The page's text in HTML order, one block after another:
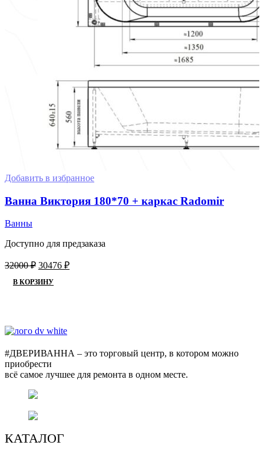
Добавить в избранное
Ванна Виктория 180*70 + каркас Radomir
Ванны
Доступно для предзаказа
32000₽ Первоначальная
составляла
30476 ₽Текущая
В КОРЗИНУ
#ДВЕРИВАННА – это торговый центр, в котором можно
приобрести
всё самое лучшее для ремонта в одном месте.
КАТАЛОГ